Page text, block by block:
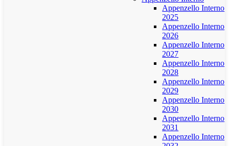
Appenzello Interno
2025
Appenzello Interno
2026
Appenzello Interno
2027
Appenzello Interno
2028
Appenzello Interno
2029
Appenzello Interno
2030
Appenzello Interno
2031
Appenzello Interno